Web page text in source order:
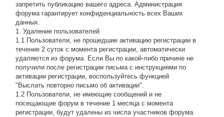
запретить публикацию вашего адреса. Администрация
форума гарантирует конфиденциальность всех Ваших
данных.
1. Удаление пользователей
1.1 Пользователи, не прошедшие активацию регистрации в
течение 2 суток с момента регистрации, автоматически
удаляются из форума. Если Вы по какой-либо причине не
получили после регистрации письма с инструкциями по
активации регистрации, воспользуйтесь функцией
"Выслать повторно письмо об активации".
1.2 Пользователи, не имеющие сообщений и не
посещающие форум в течение 1 месяца с момента
регистрации, будут удалены из числа участников форума.